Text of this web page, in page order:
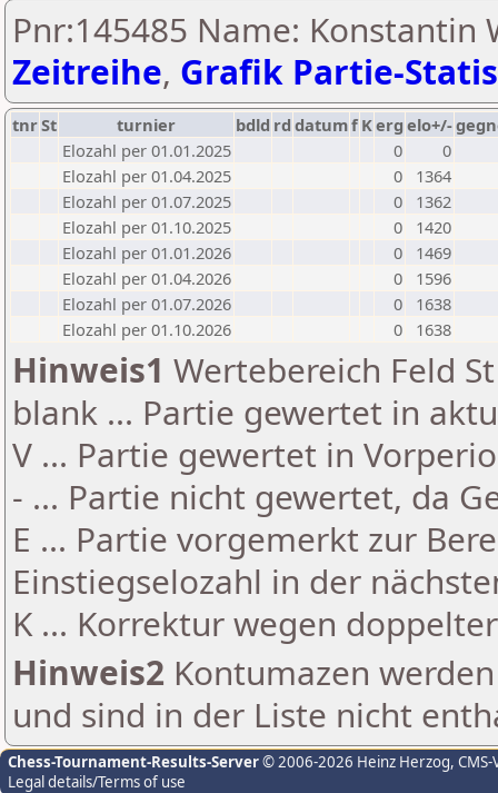
Pnr:145485 Name: Konstantin
Zeitreihe, Grafik Partie-
tnrSt turnier bdld rd datumf Kerg elo+/-
Elozahl per 01.01.2025
0
0
Elozahl per 01.04.2025
0
1364
Elozahl per 01.07.2025
0
1362
Elozahl per 01.10.2025
0
1420
Elozahl per 01.01.2026
0
1469
Elozahl per 01.04.2026
0
1596
Elozahl per 01.07.2026
0
1638
Elozahl per 01.10.2026
0 1638
Hinweis1 Wertebereich Feld
blank ... Partie gewertet in
V ... Partie gewertet in
- ... Partie nicht gewertet, da
E ... Partie vorgemerkt zur
Einstiegselozahl in der
K ... Korrektur wegen
Hinweis2 Kontumazen
und sind in der Liste nicht
Chess-Tournament-Results-Server© 2006-2026 Heinz Herzog,
Legal details/Terms of use